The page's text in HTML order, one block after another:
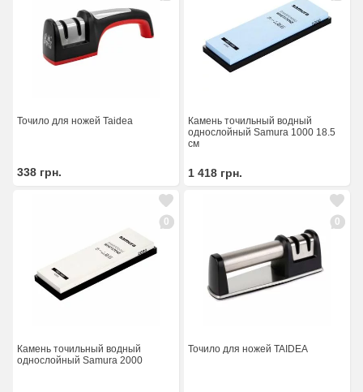
Точило для ножей Taidea
338 грн.
Камень точильный водный
однослойный Samura 1000 18.5
см
1 418 грн.
0
Камень точильный водный
однослойный Samura 2000
0
Точило для ножей TAIDEA